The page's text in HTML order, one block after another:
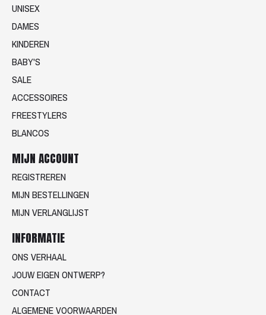
UNISEX
DAMES
KINDEREN
BABY'S
SALE
ACCESSOIRES
FREESTYLERS
BLANCOS
MIJN ACCOUNT
REGISTREREN
MIJN BESTELLINGEN
MIJN VERLANGLIJST
INFORMATIE
ONS VERHAAL
JOUW EIGEN ONTWERP?
CONTACT
ALGEMENE VOORWAARDEN